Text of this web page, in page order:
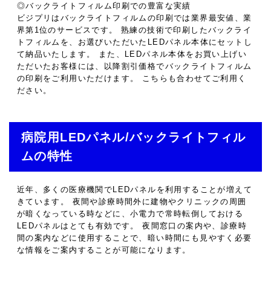
◎バックライトフィルム印刷での豊富な実績
ビジプリはバックライトフィルムの印刷では業界最安値、業
界第1位のサービスです。 熟練の技術で印刷したバックライ
トフィルムを、お選びいただいたLEDパネル本体にセットし
て納品いたします。 また、LEDパネル本体をお買い上げい
ただいたお客様には、以降割引価格でバックライトフィルム
の印刷をご利用いただけます。 こちらも合わせてご利用く
ださい。
病院用LEDパネル/バックライトフィル
ムの特性
近年、多くの医療機関でLEDパネルを利用することが増えて
きています。 夜間や診療時間外に建物やクリニックの周囲
が暗くなっている時などに、小電力で常時転倒しておける
LEDパネルはとても有効です。 夜間窓口の案内や、診療時
間の案内などに使用することで、暗い時間にも見やすく必要
な情報をご案内することが可能になります。